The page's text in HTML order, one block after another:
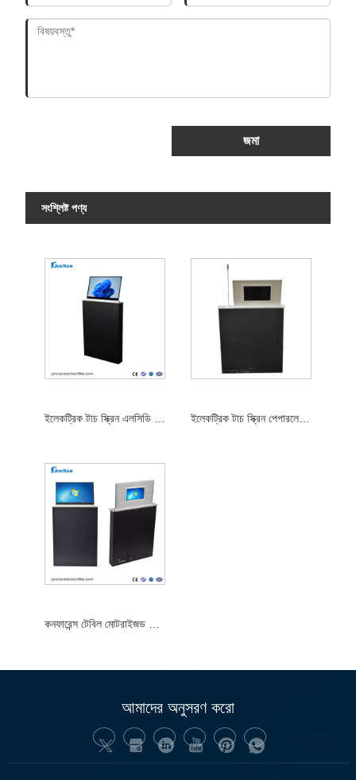
জমা
সংশ্লিষ্ট পণ্য
ইলেকট্রিক টাচ স্ক্রিন এলসিডি মনিটর লিফটার ইলেকট্রিক টাচ স্ক্রিন পেপারলেস কনফারেন্স সিস্টেম এলসিডি মনিটর লিফট
আমাদের অনুসরণ করো